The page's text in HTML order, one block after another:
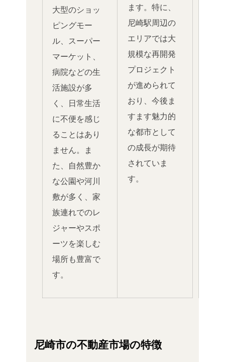
大型のショッ
ピングモー
ル、スーパー
マーケット、
病院などの生
活施設が多
く、日常生活
に不便を感じ
ることはあり
ません。ま
た、自然豊か
な公園や河川
敷が多く、家
族連れでのレ
ジャーやスポ
ーツを楽しむ
場所も豊富で
す。
ます。特に、
尼崎駅周辺の
エリアでは大
規模な再開発
プロジェクト
が進められて
おり、今後ま
すます魅力的
な都市として
の成長が期待
されていま
す。
尼崎市の不動産市場の特徴